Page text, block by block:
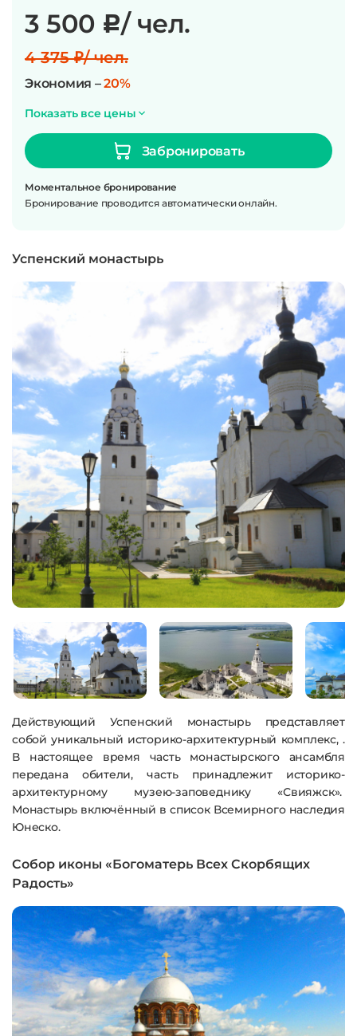
3 500 c/ чел.
4 375 ₽/ чел.
Экономия –20%
Показать все цены
Забронировать
Моментальное бронирование
Бронирование проводится автоматически онлайн.
Успенский монастырь
Действующий Успенский монастырь представляет
собой уникальный историко-архитектурный комплекс, .
В настоящее время часть монастырского ансамбля
передана обители, часть принадлежит историко-
архитектурному музею-заповеднику «Свияжск».
Монастырь включённый в список Всемирного наследия
Юнеско.
Собор иконы «Богоматерь Всех Скорбящих
Радость»